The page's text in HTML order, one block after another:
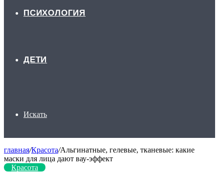
ПСИХОЛОГИЯ
ДЕТИ
Искать
главная/Красота/Альгинатные, гелевые, тканевые: какие
маски для лица дают вау-эффект
Красота